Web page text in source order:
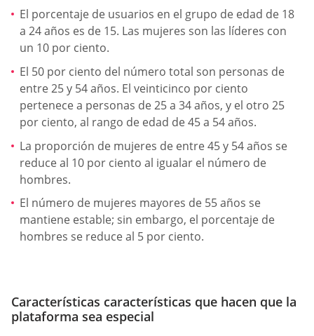
El porcentaje de usuarios en el grupo de edad de 18
a 24 años es de 15. Las mujeres son las líderes con
un 10 por ciento.
El 50 por ciento del número total son personas de
entre 25 y 54 años. El veinticinco por ciento
pertenece a personas de 25 a 34 años, y el otro 25
por ciento, al rango de edad de 45 a 54 años.
La proporción de mujeres de entre 45 y 54 años se
reduce al 10 por ciento al igualar el número de
hombres.
El número de mujeres mayores de 55 años se
mantiene estable; sin embargo, el porcentaje de
hombres se reduce al 5 por ciento.
Características características que hacen que la
plataforma sea especial